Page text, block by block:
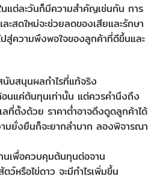
นแต่ละวันก็มีความสำคัญเช่นกัน การ
ะสดใหม่จะช่วยลดของเสียและรักษา
สู่ความพึงพอใจของลูกค้าที่ดีขึ้นและ
บสนุนผลกำไรที่แท้จริง
อนแค่ต้นทุนเท่านั้น แต่ควรคำนึงถึง
ลที่ตั้งด้วย ราคาต่ำอาจดึงดูดลูกค้าได้
มยั่งยืนก็จะยากลำบาก ลองพิจารณา
นเพื่อควบคุมต้นทุนต่อจาน
ว์หรือไข่ดาว จะมีกำไรเพิ่มขึ้น